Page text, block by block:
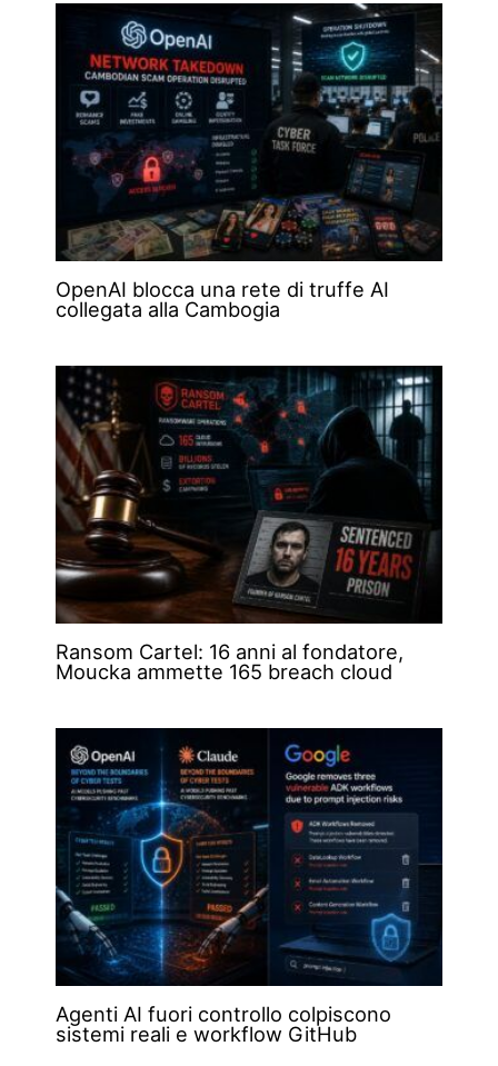
OpenAI blocca una rete di truffe AI
collegata alla Cambogia
Ransom Cartel: 16 anni al fondatore,
Moucka ammette 165 breach cloud
Agenti AI fuori controllo colpiscono
sistemi reali e workflow GitHub